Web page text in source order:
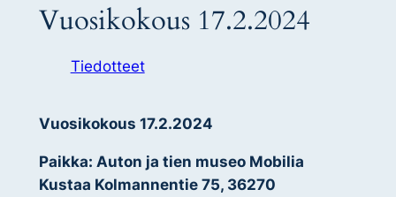
Vuosikokous 17.2.2024
Tiedotteet
Vuosikokous 17.2.2024
Paikka: Auton ja tien museo Mobilia
Kustaa Kolmannentie 75, 36270